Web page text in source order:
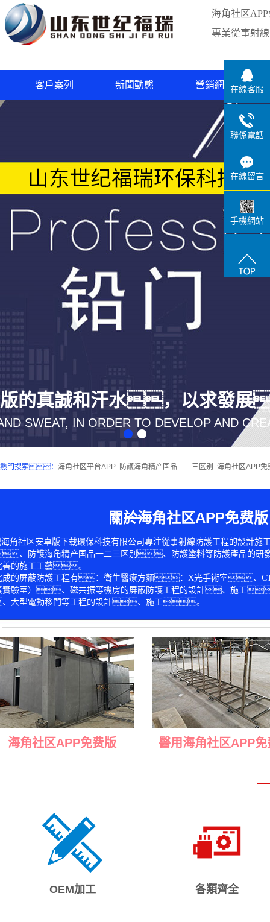
海角社区APP免费版,海角精产国品一二三区别,海角社区平台APP,海角社区安卓版下
载
海角社区
專業從事射
客戶案列 新聞動態 營銷網絡
版的真誠和汗水，以求發
SWEAT, IN ORDER TO DEVELOP AND
熱門搜索： 海角社区平台APP 防護海角精产国品一二三区别 海角社区APP免
關於海角社区APP免费版
海角社区安卓版下载環保科技有限公司專注從事射線防護工程的設
、防護海角精产国品一二三区别、防護塗料等防護產品的研
善的施工工藝。
成的屏蔽防護工程有：衛生醫療方麵：X光手術室
實驗室）、磁共振等機房的屏蔽防護工程的設計、施工
大型電動移門等工程的設計、施工。
誠信為本，以科技創新求發展，以品質贏得客戶的信賴
角社区APP免费版 醫用海角社区APP免
OEM加工 各類齊全
在線客服
聯係電話
在線留言
手機網站